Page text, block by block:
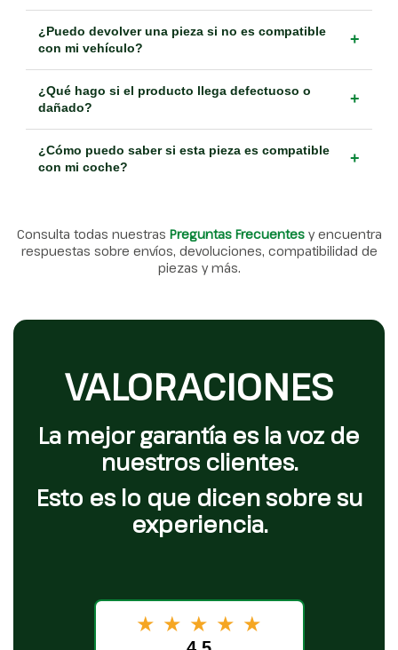
¿Puedo devolver una pieza si no es compatible
con mi vehículo?
+
¿Qué hago si el producto llega defectuoso o
dañado?
+
¿Cómo puedo saber si esta pieza es compatible
con mi coche?
+
Consulta todas nuestras Preguntas Frecuentes y encuentra
respuestas sobre envíos, devoluciones, compatibilidad de
piezas y más.
VALORACIONES
La mejor garantía es la voz de
nuestros clientes.
Esto es lo que dicen sobre su
experiencia.
★ ★ ★ ★ ★